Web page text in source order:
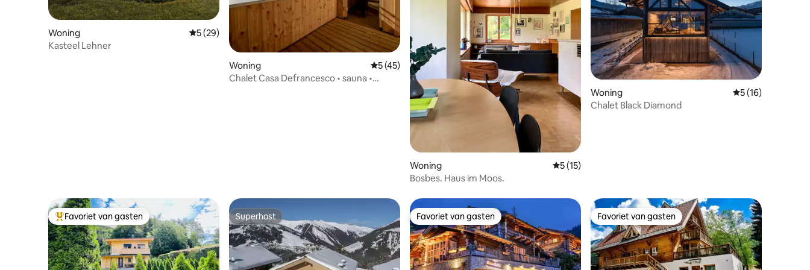
Woning Gemiddelde beoordeling van 5 uit 5, 29 recensies
5 (29)
Kasteel Lehner
Woning Gemiddelde beoordeling van 5 uit 5, 45 recensies
5 (45)
Chalet Casa Defrancesco • sauna •
Woning Gemiddelde beoordeling van 5 uit 5, 15 recensies
5 (15)
Bosbes. Haus im Moos.
Woning Gemiddelde
5 (16)
Chalet Black Diamond
Topfavoriet van gasten
Favoriet van gasten Superhost
Superhost Favoriet van gasten
Favoriet van gasten Favoriet van gasten
Favoriet van gasten